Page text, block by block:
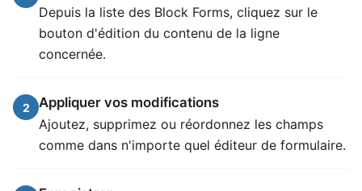
Depuis la liste des Block Forms, cliquez sur le
bouton d'édition du contenu de la ligne
concernée.
2
Appliquer vos modifications
Ajoutez, supprimez ou réordonnez les champs
comme dans n'importe quel éditeur de formulaire.